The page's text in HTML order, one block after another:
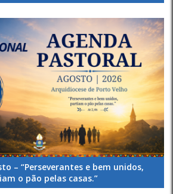
– “Perseverantes e bem unidos,
o pão pelas casas.”